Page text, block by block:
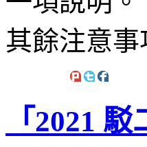
其餘注意
「2021